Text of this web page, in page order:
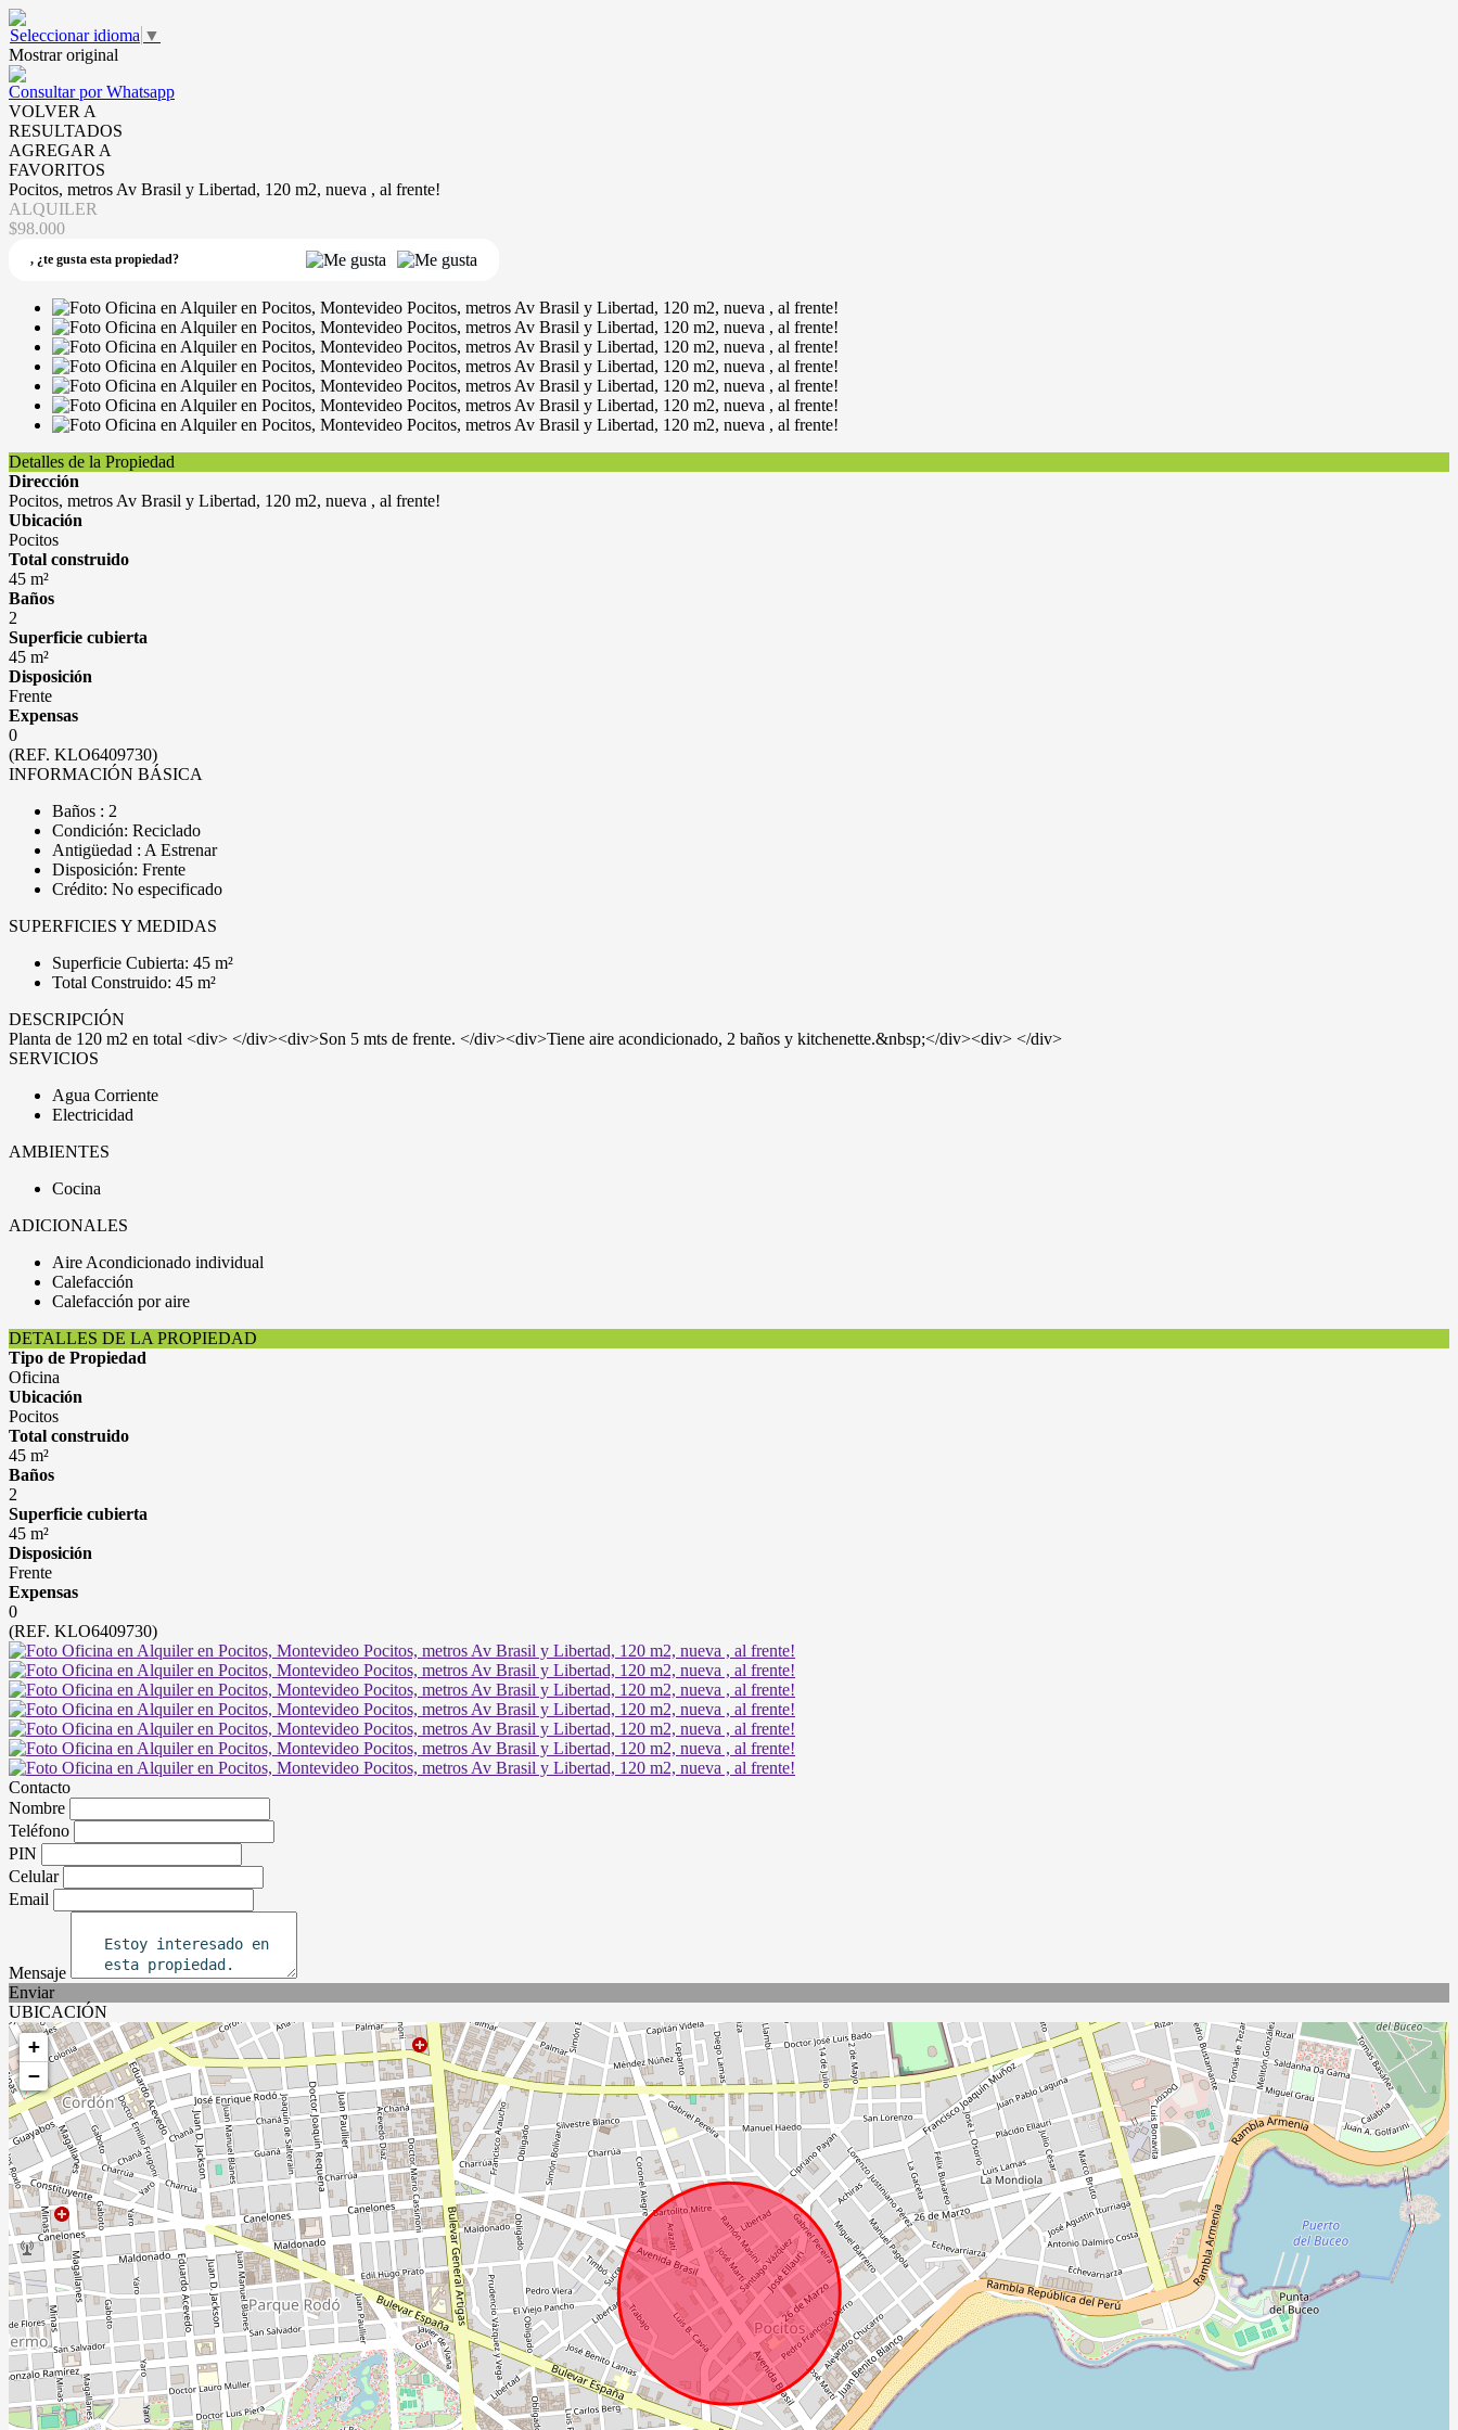
Seleccionar idioma ▼
Mostrar original
Consultar por Whatsapp
VOLVER A
RESULTADOS
AGREGAR A
FAVORITOS
Pocitos, metros Av Brasil y Libertad, 120 m2, nueva , al frente!
ALQUILER
$98.000
, ¿te gusta esta propiedad?
Detalles de la Propiedad
Dirección
Pocitos, metros Av Brasil y Libertad, 120 m2, nueva , al frente!
Ubicación
Pocitos
Total construido
45 m²
Baños
2
Superficie cubierta
45 m²
Disposición
Frente
Expensas
0
(REF. KLO6409730)
INFORMACIÓN BÁSICA
Baños : 2
Condición: Reciclado
Antigüedad : A Estrenar
Disposición: Frente
Crédito: No especificado
SUPERFICIES Y MEDIDAS
Superficie Cubierta: 45 m²
Total Construido: 45 m²
DESCRIPCIÓN
Planta de 120 m2 en total <div> </div><div>Son 5 mts de frente. </div><div>Tiene aire acondicionado, 2 baños y kitchenette.&nbsp;</div><div> </div>
SERVICIOS
Agua Corriente
Electricidad
AMBIENTES
Cocina
ADICIONALES
Aire Acondicionado individual
Calefacción
Calefacción por aire
DETALLES DE LA PROPIEDAD
Tipo de Propiedad
Oficina
Ubicación
Pocitos
Total construido
45 m²
Baños
2
Superficie cubierta
45 m²
Disposición
Frente
Expensas
0
(REF. KLO6409730)
Contacto
Nombre
Teléfono
PIN
Celular
Email
Mensaje
Enviar
UBICACIÓN
+
−